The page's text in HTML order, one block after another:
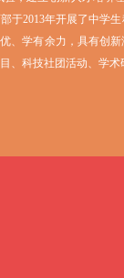
于2013年开展了中学
、学有余力，具有创
、科技社团活动、学